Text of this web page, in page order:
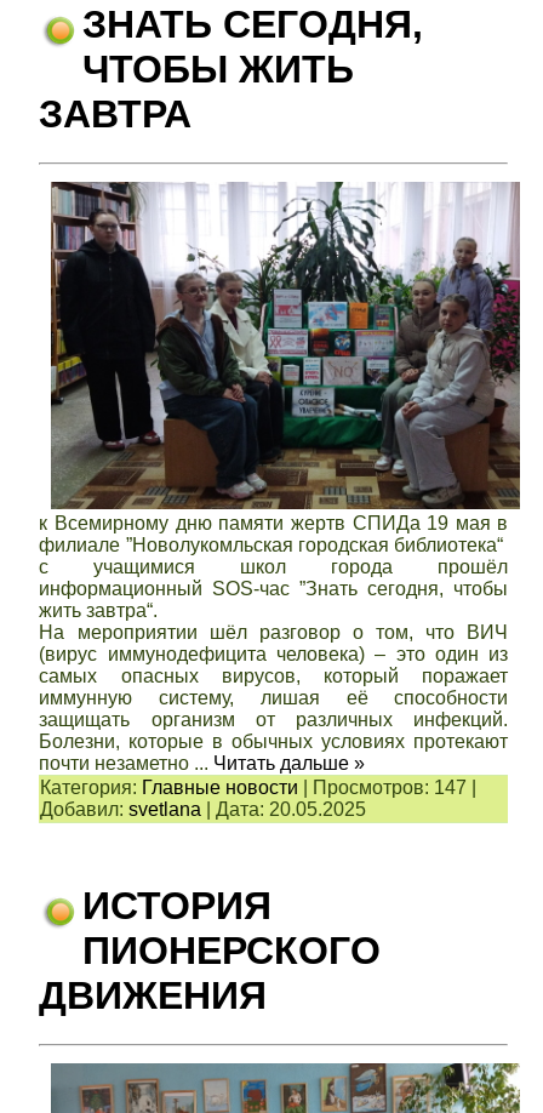
ЗНАТЬ СЕГОДНЯ,
ЧТОБЫ ЖИТЬ
ЗАВТРА
к Всемирному дню памяти жертв СПИДа 19 мая в
филиале ”Новолукомльская городская библиотека“
с учащимися школ города прошёл
информационный SOS-час ”Знать сегодня, чтобы
жить завтра“.
На мероприятии шёл разговор о том, что ВИЧ
(вирус иммунодефицита человека) – это один из
самых опасных вирусов, который поражает
иммунную систему, лишая её способности
защищать организм от различных инфекций.
Болезни, которые в обычных условиях протекают
почти незаметно ... Читать дальше »
Категория: Главные новости Просмотров: 147
Добавил: svetlana |Дата: 20.05.2025
ИСТОРИЯ
ПИОНЕРСКОГО
ДВИЖЕНИЯ